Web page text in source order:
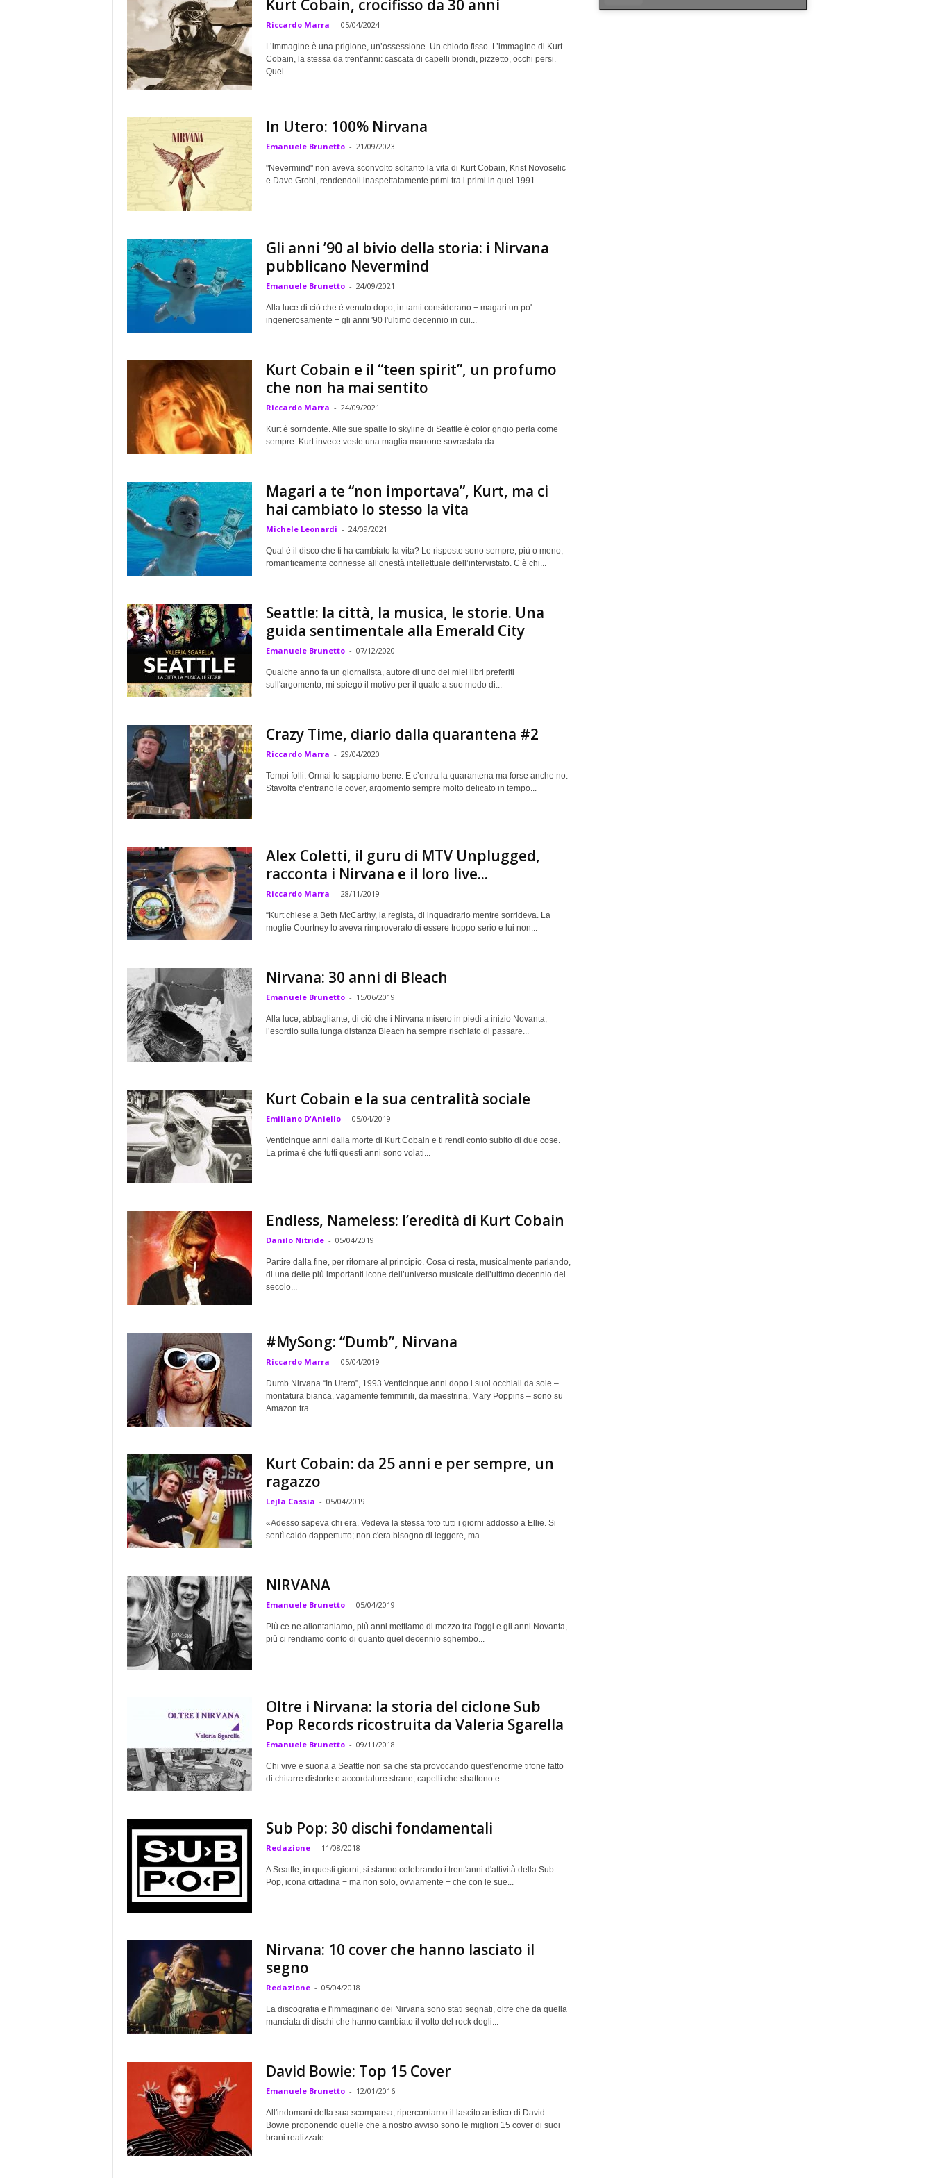
a
Kurt Cobain, crocifisso da 30 anni
Riccardo Marra - 05/04/2024
L’immagine è una prigione, un’ossessione. Un chiodo fisso. L’immagine di Kurt
Cobain, la stessa da trent’anni: cascata di capelli biondi, pizzetto, occhi persi.
Quel...
In Utero: 100% Nirvana
Emanuele Brunetto - 21/09/2023
"Nevermind" non aveva sconvolto soltanto la vita di Kurt Cobain, Krist Novoselic
e Dave Grohl, rendendoli inaspettatamente primi tra i primi in quel 1991...
Gli anni ’90 al bivio della storia: i Nirvana
pubblicano Nevermind
Emanuele Brunetto - 24/09/2021
Alla luce di ciò che è venuto dopo, in tanti considerano − magari un po'
ingenerosamente − gli anni '90 l'ultimo decennio in cui...
Kurt Cobain e il “teen spirit”, un profumo
che non ha mai sentito
Riccardo Marra - 24/09/2021
Kurt è sorridente. Alle sue spalle lo skyline di Seattle è color grigio perla come
sempre. Kurt invece veste una maglia marrone sovrastata da...
Magari a te “non importava”, Kurt, ma ci
hai cambiato lo stesso la vita
Michele Leonardi - 24/09/2021
Qual è il disco che ti ha cambiato la vita? Le risposte sono sempre, più o meno,
romanticamente connesse all’onestà intellettuale dell’intervistato. C’è chi...
Seattle: la città, la musica, le storie. Una
guida sentimentale alla Emerald City
Emanuele Brunetto - 07/12/2020
Qualche anno fa un giornalista, autore di uno dei miei libri preferiti
sull'argomento, mi spiegò il motivo per il quale a suo modo di...
Crazy Time, diario dalla quarantena #2
Riccardo Marra - 29/04/2020
Tempi folli. Ormai lo sappiamo bene. E c’entra la quarantena ma forse anche no.
Stavolta c’entrano le cover, argomento sempre molto delicato in tempo...
Alex Coletti, il guru di MTV Unplugged,
racconta i Nirvana e il loro live...
Riccardo Marra - 28/11/2019
“Kurt chiese a Beth McCarthy, la regista, di inquadrarlo mentre sorrideva. La
moglie Courtney lo aveva rimproverato di essere troppo serio e lui non...
Nirvana: 30 anni di Bleach
Emanuele Brunetto - 15/06/2019
Alla luce, abbagliante, di ciò che i Nirvana misero in piedi a inizio Novanta,
l’esordio sulla lunga distanza Bleach ha sempre rischiato di passare...
Kurt Cobain e la sua centralità sociale
Emiliano D'Aniello - 05/04/2019
Venticinque anni dalla morte di Kurt Cobain e ti rendi conto subito di due cose.
La prima è che tutti questi anni sono volati...
Endless, Nameless: l’eredità di Kurt Cobain
Danilo Nitride - 05/04/2019
Partire dalla fine, per ritornare al principio. Cosa ci resta, musicalmente parlando,
di una delle più importanti icone dell’universo musicale dell’ultimo decennio del
secolo...
#MySong: “Dumb”, Nirvana
Riccardo Marra - 05/04/2019
Dumb Nirvana “In Utero”, 1993 Venticinque anni dopo i suoi occhiali da sole –
montatura bianca, vagamente femminili, da maestrina, Mary Poppins – sono su
Amazon tra...
Kurt Cobain: da 25 anni e per sempre, un
ragazzo
Lejla Cassia - 05/04/2019
«Adesso sapeva chi era. Vedeva la stessa foto tutti i giorni addosso a Ellie. Si
sentì caldo dappertutto; non c'era bisogno di leggere, ma...
NIRVANA
Emanuele Brunetto - 05/04/2019
Più ce ne allontaniamo, più anni mettiamo di mezzo tra l'oggi e gli anni Novanta,
più ci rendiamo conto di quanto quel decennio sghembo...
Oltre i Nirvana: la storia del ciclone Sub
Pop Records ricostruita da Valeria Sgarella
Emanuele Brunetto - 09/11/2018
Chi vive e suona a Seattle non sa che sta provocando quest’enorme tifone fatto
di chitarre distorte e accordature strane, capelli che sbattono e...
Sub Pop: 30 dischi fondamentali
Redazione - 11/08/2018
A Seattle, in questi giorni, si stanno celebrando i trent'anni d'attività della Sub
Pop, icona cittadina − ma non solo, ovviamente − che con le sue...
Nirvana: 10 cover che hanno lasciato il
segno
Redazione - 05/04/2018
La discografia e l'immaginario dei Nirvana sono stati segnati, oltre che da quella
manciata di dischi che hanno cambiato il volto del rock degli...
David Bowie: Top 15 Cover
Emanuele Brunetto - 12/01/2016
All'indomani della sua scomparsa, ripercorriamo il lascito artistico di David
Bowie proponendo quelle che a nostro avviso sono le migliori 15 cover di suoi
brani realizzate...